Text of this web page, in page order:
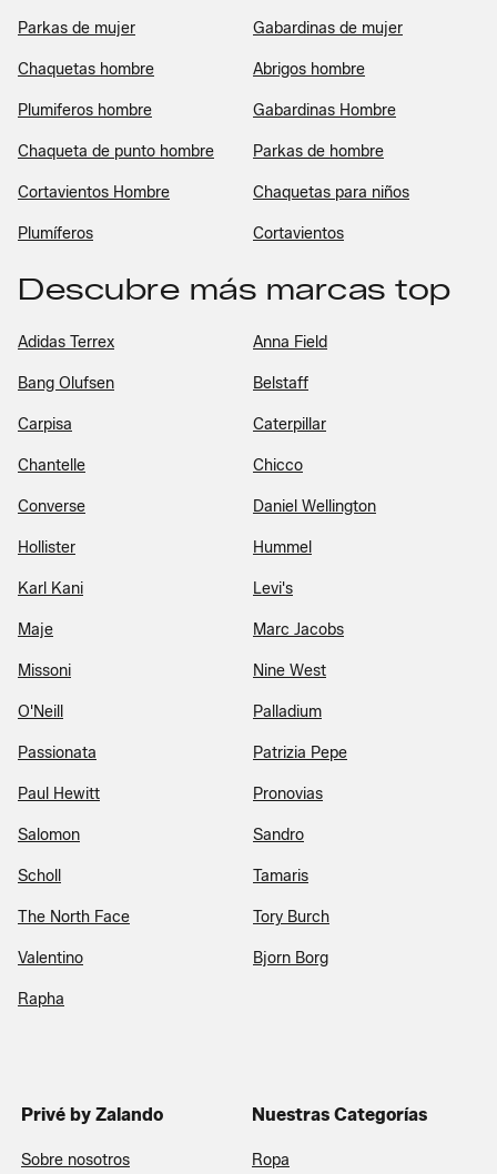
Parkas de mujer Gabardinas de mujer
Chaquetas hombre Abrigos hombre
Plumiferos hombre Gabardinas Hombre
Chaqueta de punto hombre Parkas de hombre
Cortavientos Hombre Chaquetas para niños
Plumíferos Cortavientos
Descubre más marcas top
Adidas Terrex Anna Field
Bang Olufsen Belstaff
Carpisa Caterpillar
Chantelle Chicco
Converse Daniel Wellington
Hollister Hummel
Karl Kani Levi's
Maje Marc Jacobs
Missoni Nine West
O'Neill Palladium
Passionata Patrizia Pepe
Paul Hewitt Pronovias
Salomon Sandro
Scholl Tamaris
The North Face Tory Burch
Valentino Bjorn Borg
Rapha
Privé by Zalando
Sobre nosotros
Nuestras Categorías
Ropa